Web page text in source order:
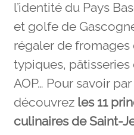
l’identité du Pays
et golfe de
régaler de fromages
typiques,
AOP… Pour savoir
découvrez les 11
culinaires de Saint-